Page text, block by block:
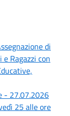
di
Ragazzi con
- 27.07.2026
25 alle ore